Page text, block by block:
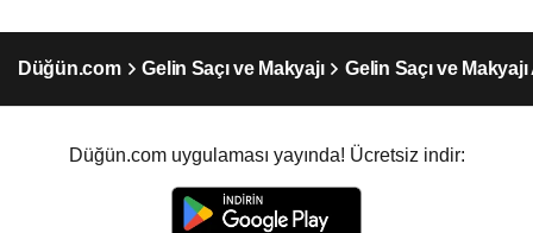
Düğün.com Gelin Saçı ve Makyajı Gelin Saçı ve
Düğün.com uygulaması yayında! Ücretsiz indir: